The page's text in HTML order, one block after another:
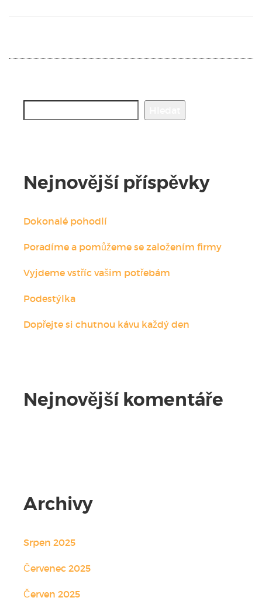
Nejnovější příspěvky
Dokonalé pohodlí
Poradíme a pomůžeme se založením firmy
Vyjdeme vstříc vašim potřebám
Podestýlka
Dopřejte si chutnou kávu každý den
Nejnovější komentáře
Archivy
Srpen 2025
Červenec 2025
Červen 2025